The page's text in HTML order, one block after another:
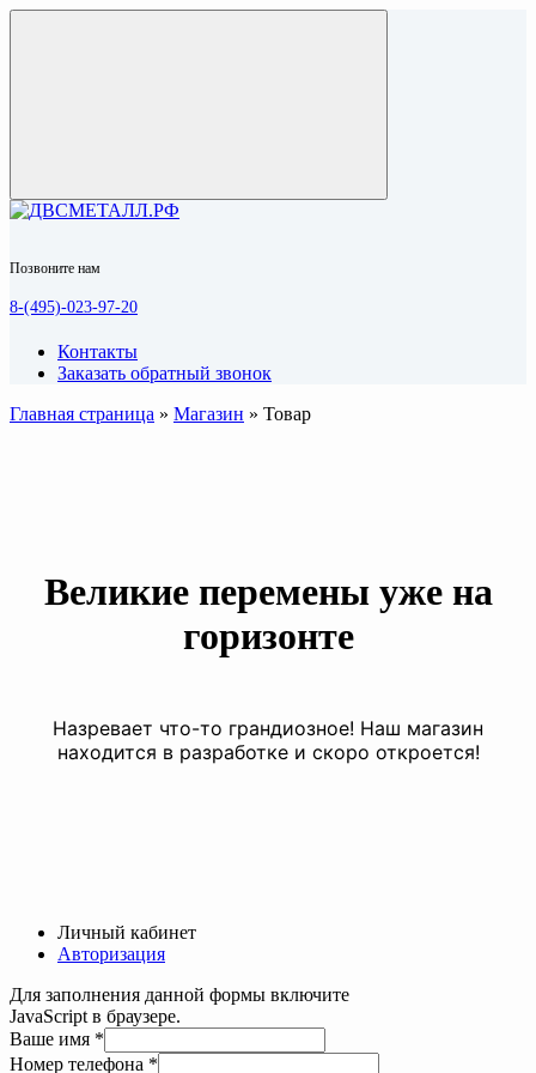
Позвоните нам
8-(495)-023-97-20
Контакты
Заказать обратный звонок
Главная страница » Магазин » Товар
Великие перемены уже на
горизонте
Назревает что-то грандиозное! Наш магазин
находится в разработке и скоро откроется!
Личный кабинет
Авторизация
Для заполнения данной формы включите
JavaScript в браузере.
Ваше имя *
телефона
Номер телефона *